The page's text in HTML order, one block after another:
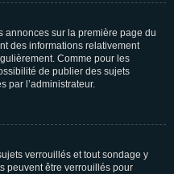
annonces sur la première page du
des informations relativement
Comme pour les
de publier des sujets
par l’administrateur.
verrouillés et tout sondage y
peuvent être verrouillés pour